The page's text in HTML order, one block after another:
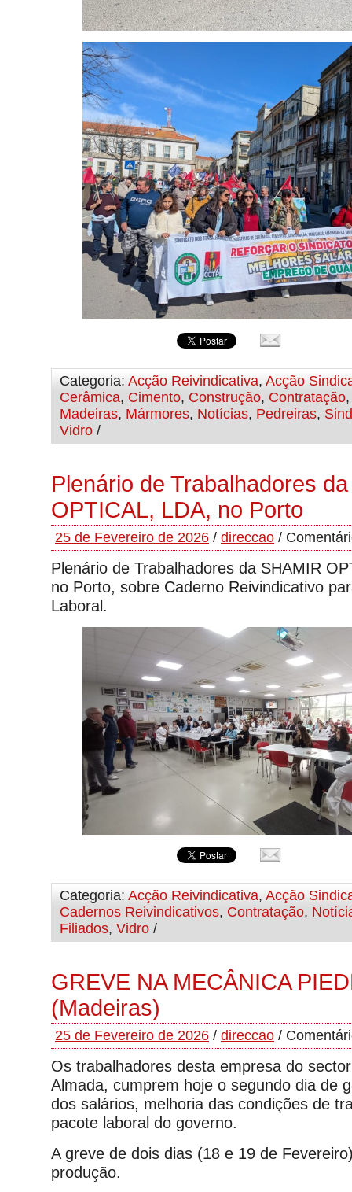
Categoria: Acção Reivindicativa, Acção
Cerâmica, Cimento, Construção, Contratação
Madeiras, Mármores, Notícias, Pedreiras,
Vidro /
Plenário de Trabalhadores
OPTICAL, LDA, no Porto
25 de Fevereiro de 2026 / direccao /
Plenário de Trabalhadores da SHAMIR
no Porto, sobre Caderno Reivindicativo
Laboral.
Categoria: Acção Reivindicativa, Acção
Cadernos Reivindicativos, Contratação,
Filiados, Vidro /
GREVE NA MECÂNICA
(Madeiras)
25 de Fevereiro de 2026 / direccao /
Os trabalhadores desta empresa do
Almada, cumprem hoje o segundo dia de
dos salários, melhoria das condições de
pacote laboral do governo.
A greve de dois dias (18 e 19 de
produção.